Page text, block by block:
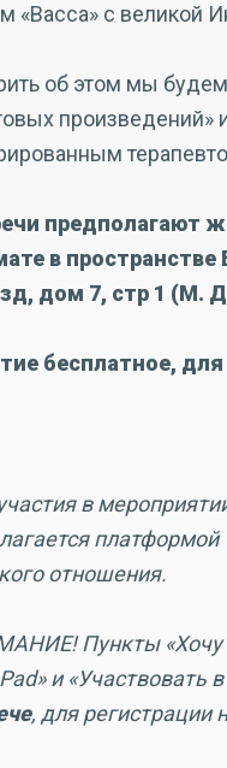
«Васса» с великой
об этом мы
предполагают
в
дом 7, стр 1 (М.
бесплатное,
в
отношения.
Пункты «Хочу
и «Участвовать
, для регистрации